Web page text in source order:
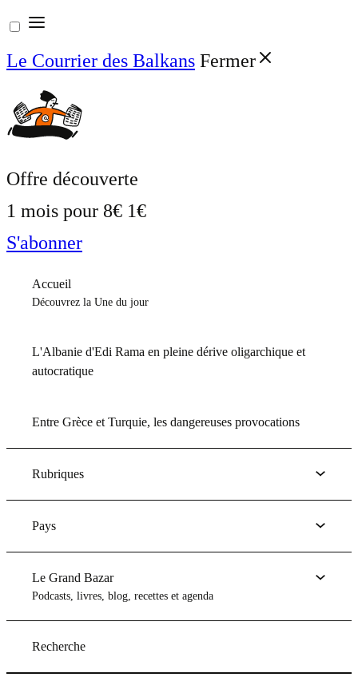
Aller
au
contenu
Le Courrier des Balkans Fermer
Offre découverte
1 mois pour 8€ 1€
S'abonner
Accueil
Découvrez la Une du jour
L'Albanie d'Edi Rama en pleine dérive oligarchique et
autocratique
Entre Grèce et Turquie, les dangereuses provocations
Rubriques
Pays
Le Grand Bazar
Podcasts, livres, blog, recettes et agenda
Recherche